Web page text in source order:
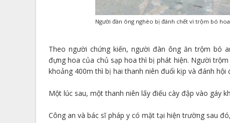
Người đàn ông nghèo bị đánh chết vì trộm bó
Theo người chứng kiến, người đàn ông ăn trộm bó
đựng hoa của chủ sạp hoa thì bị phát hiện. Người
khoảng 400m thì bị hai thanh niên đuổi kịp và đánh hội
Một lúc sau, một thanh niên lấy điếu cày đập vào gáy
Công an và bác sĩ pháp y có mặt tại hiện trường sau